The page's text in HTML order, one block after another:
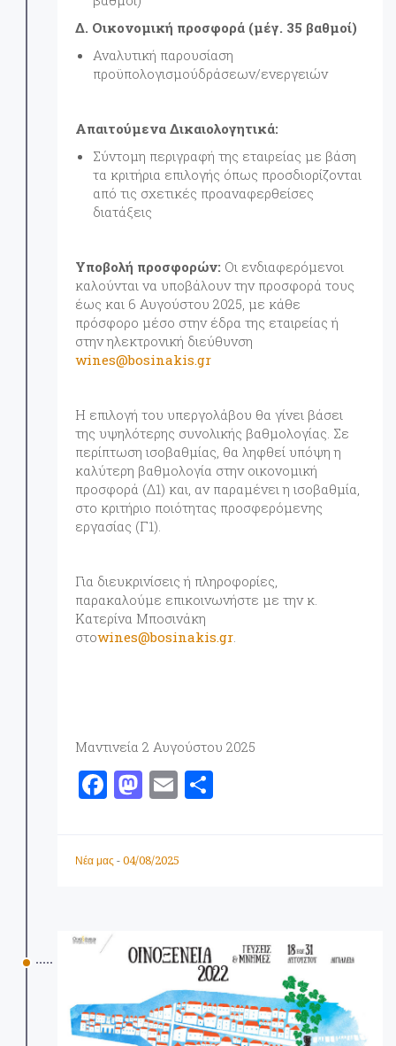
Δ. Οικονομική προσφορά (μέγ. 35 βαθμοί)
Αναλυτική παρουσίαση
προϋπολογισμούδράσεων/ενεργειών
Απαιτούμενα Δικαιολογητικά:
Σύντομη περιγραφή της εταιρείας με βάση
τα κριτήρια επιλογής όπως προσδιορίζονται
από τις σχετικές προαναφερθείσες
διατάξεις
Υποβολή προσφορών: Οι ενδιαφερόμενοι
καλούνται να υποβάλουν την προσφορά τους
έως και 6 Αυγούστου 2025, με κάθε
πρόσφορο μέσο στην έδρα της εταιρείας ή
στην ηλεκτρονική διεύθυνση
wines@bosinakis.gr
Η επιλογή του υπεργολάβου θα γίνει βάσει
της υψηλότερης συνολικής βαθμολογίας. Σε
περίπτωση ισοβαθμίας, θα ληφθεί υπόψη η
καλύτερη βαθμολογία στην οικονομική
προσφορά (Δ1) και, αν παραμένει η ισοβαθμία,
στο κριτήριο ποιότητας προσφερόμενης
εργασίας (Γ1).
Για διευκρινίσεις ή πληροφορίες,
παρακαλούμε επικοινωνήστε με την κ.
Κατερίνα Μποσινάκη
στοwines@bosinakis.gr.
Μαντινεία 2 Αυγούστου 2025
F
b
o
k
M
o
n
E
l
εί
τ
ε
Νέα μας - 04/08/2025